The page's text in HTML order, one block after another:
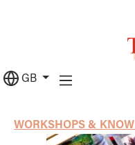
GB
WORKSHOPS &